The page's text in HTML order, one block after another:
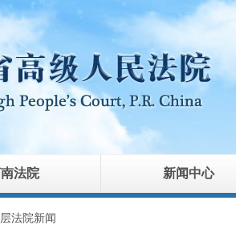
法院 新闻中心
法院新闻